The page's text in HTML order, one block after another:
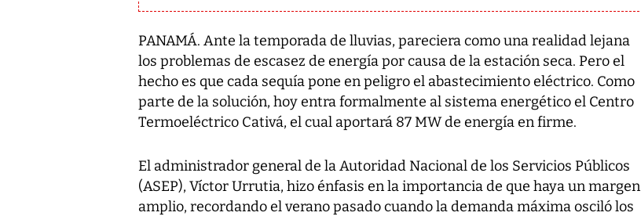
PANAMÁ. Ante la temporada de lluvias, pareciera como una realidad lejana
los problemas de escasez de energía por causa de la estación seca. Pero el
hecho es que cada sequía pone en peligro el abastecimiento eléctrico. Como
parte de la solución, hoy entra formalmente al sistema energético el Centro
Termoeléctrico Cativá, el cual aportará 87 MW de energía en firme.
El administrador general de la Autoridad Nacional de los Servicios Públicos
(ASEP), Víctor Urrutia, hizo énfasis en la importancia de que haya un margen
amplio, recordando el verano pasado cuando la demanda máxima osciló los